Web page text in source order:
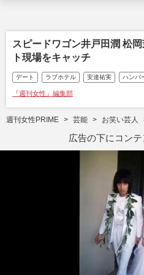
スピードワゴン井戸田潤 松
ト現場をキャッチ
デート ラブホテル 安達祐実 ハンバ
『週刊女性』編集部
週刊女性PRIME 芸能 お笑い芸人
広告の下にコン